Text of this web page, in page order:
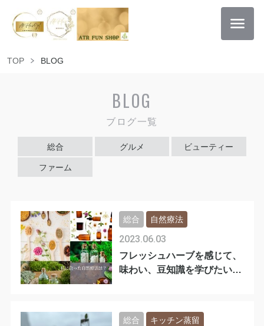
TOP BLOG
BLOG
ブログ一覧
総合 グルメ ビューティー
ファーム
フレッシュハーブを感じて、
味わい、豆知識を学びたい方
2023.06.03
総合 自然療法
総合 キッチン蒸留